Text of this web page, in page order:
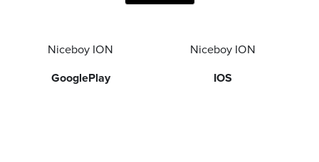
Niceboy ION
GooglePlay
Niceboy ION
IOS